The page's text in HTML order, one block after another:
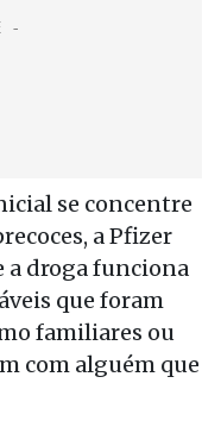
se concentre
a Pfizer
a droga funciona
​​que foram
familiares ou
com alguém que